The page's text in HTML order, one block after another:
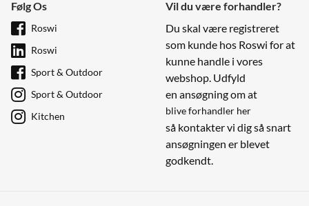
Følg Os
Roswi
Roswi
Sport & Outdoor
Sport & Outdoor
Kitchen
Vil du være forhandler?
Du skal være registreret
som kunde hos Roswi for at
kunne handle i vores
webshop. Udfyld
en ansøgning om at
blive forhandler her
så kontakter vi dig så snart
ansøgningen er blevet
godkendt.